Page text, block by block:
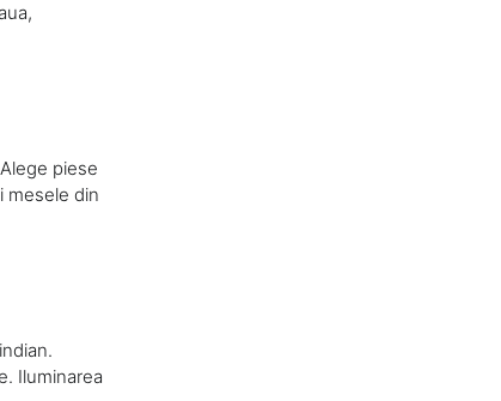
piese
mesele din
Iluminarea